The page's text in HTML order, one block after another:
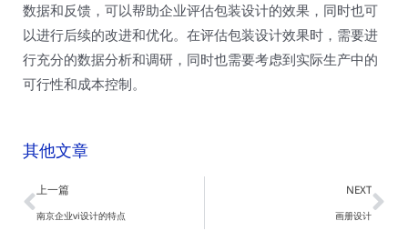
数据和反馈，可以帮助企业评估包装设计的效果，同时也可
以进行后续的改进和优化。在评估包装设计效果时，需要进
行充分的数据分析和调研，同时也需要考虑到实际生产中的
可行性和成本控制。
其他文章
Prev
上一篇
南京企业vi设计的特点
NEXT
画册设计